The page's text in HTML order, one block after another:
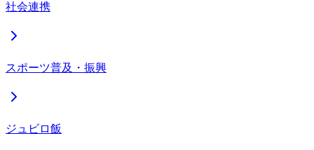
社会連携
スポーツ普及・振興
ジュビロ飯